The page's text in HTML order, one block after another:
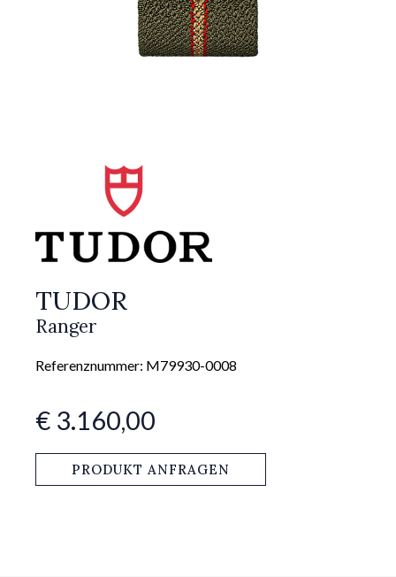
TUDOR
Ranger
Referenznummer: M79930-0008
€ 3.160,00
PRODUKT ANFRAGEN